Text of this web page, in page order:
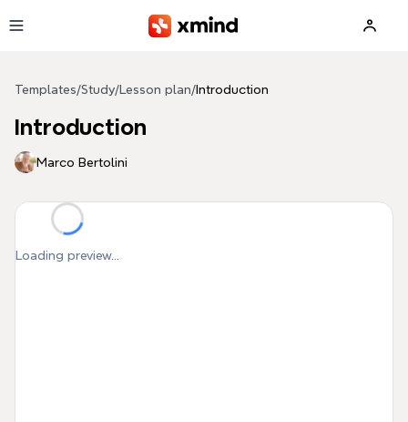
Templates/Study/ Lesson plan/ Introduction
Introduction
Marco Bertolini
Loading preview...